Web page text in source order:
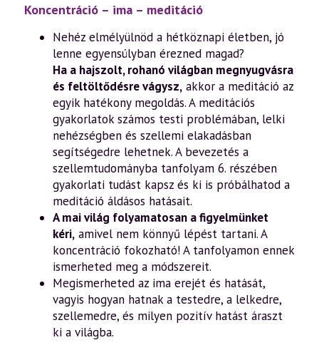
Koncentráció – ima – meditáció
Nehéz elmélyülnöd a hétköznapi életben, jó
lenne egyensúlyban érezned magad?
Ha a hajszolt, rohanó világban megnyugvásra
és feltöltődésre vágysz, akkor a meditáció az
egyik hatékony megoldás. A meditációs
gyakorlatok számos testi problémában, lelki
nehézségben és szellemi elakadásban
segítségedre lehetnek. A bevezetés a
szellemtudományba tanfolyam 6. részében
gyakorlati tudást kapsz és ki is próbálhatod a
meditáció áldásos hatásait.
A mai világ folyamatosan a figyelmünket
kéri, amivel nem könnyű lépést tartani. A
koncentráció fokozható! A tanfolyamon ennek
ismerheted meg a módszereit.
Megismerheted az ima erejét és hatását,
vagyis hogyan hatnak a testedre, a lelkedre,
szellemedre, és milyen pozitív hatást áraszt
ki a világba.